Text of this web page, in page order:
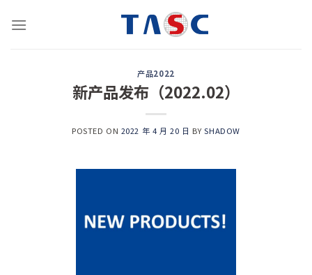
产品2022
新产品发布（2022.02）
POSTED ON 2022 年 4 月 20 日 BYSHADOW